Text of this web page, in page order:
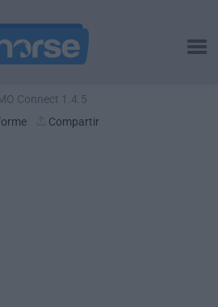
Connect 1.4.5
Compartir